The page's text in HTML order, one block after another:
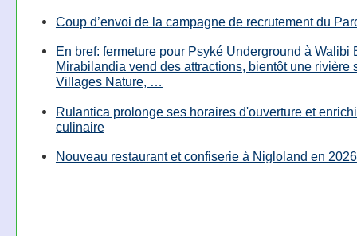
Coup d’envoi de la campagne de recrutement du
En bref: fermeture pour Psyké Underground à Walibi
Mirabilandia vend des attractions, bientôt une rivière
Villages Nature, …
Rulantica prolonge ses horaires d'ouverture et
culinaire
Nouveau restaurant et confiserie à Nigloland en 2026